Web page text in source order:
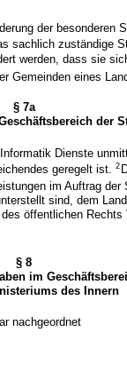
der besonderen
sachlich zuständige
werden, dass sie
Gemeinden eines
§ 7a
der
Dienste
geregelt ist.2
im Auftrag
sind, dem
öffentlichen Rechts
§ 8
im
des Innern
nachgeordnet